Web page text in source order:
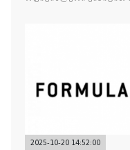
2025-10-20 14:52:00